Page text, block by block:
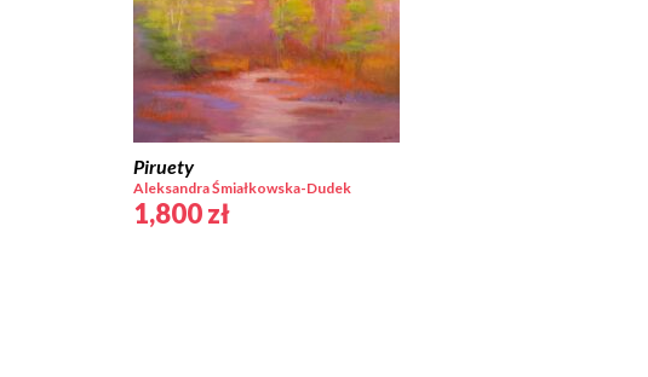
Piruety
Aleksandra Śmiałkowska-Dudek
1,800zł